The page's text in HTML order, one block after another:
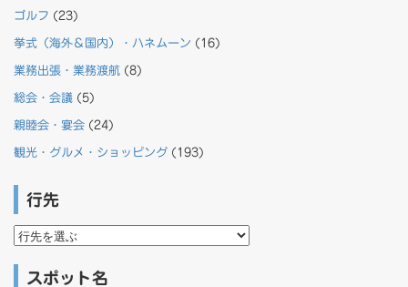
ゴルフ (23)
挙式（海外＆国内）・ハネムーン (16)
業務出張・業務渡航 (8)
総会・会議 (5)
親睦会・宴会 (24)
観光・グルメ・ショッピング (193)
行先
行
スポット名